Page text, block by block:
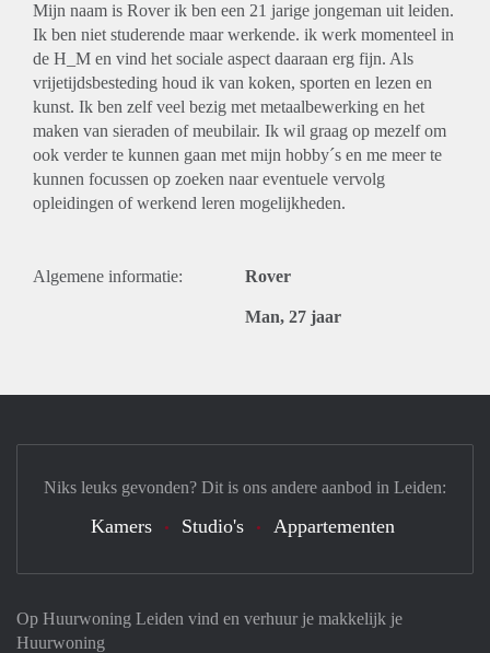
Mijn naam is Rover ik ben een 21 jarige jongeman uit leiden.
Ik ben niet studerende maar werkende. ik werk momenteel in
de H_M en vind het sociale aspect daaraan erg fijn. Als
vrijetijdsbesteding houd ik van koken, sporten en lezen en
kunst. Ik ben zelf veel bezig met metaalbewerking en het
maken van sieraden of meubilair. Ik wil graag op mezelf om
ook verder te kunnen gaan met mijn hobby´s en me meer te
kunnen focussen op zoeken naar eventuele vervolg
opleidingen of werkend leren mogelijkheden.
Algemene informatie: Rover
Man, 27 jaar
Op Huurwoning Leiden vind en verhuur je makkelijk je
Huurwoning
Niks leuks gevonden? Dit is ons andere aanbod in Leiden:
Kamers Studio's Appartementen